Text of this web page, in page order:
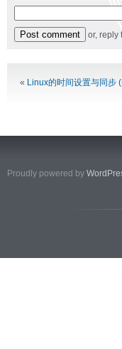
or, reply
« Linux的时间设置与同步
Proudly powered by